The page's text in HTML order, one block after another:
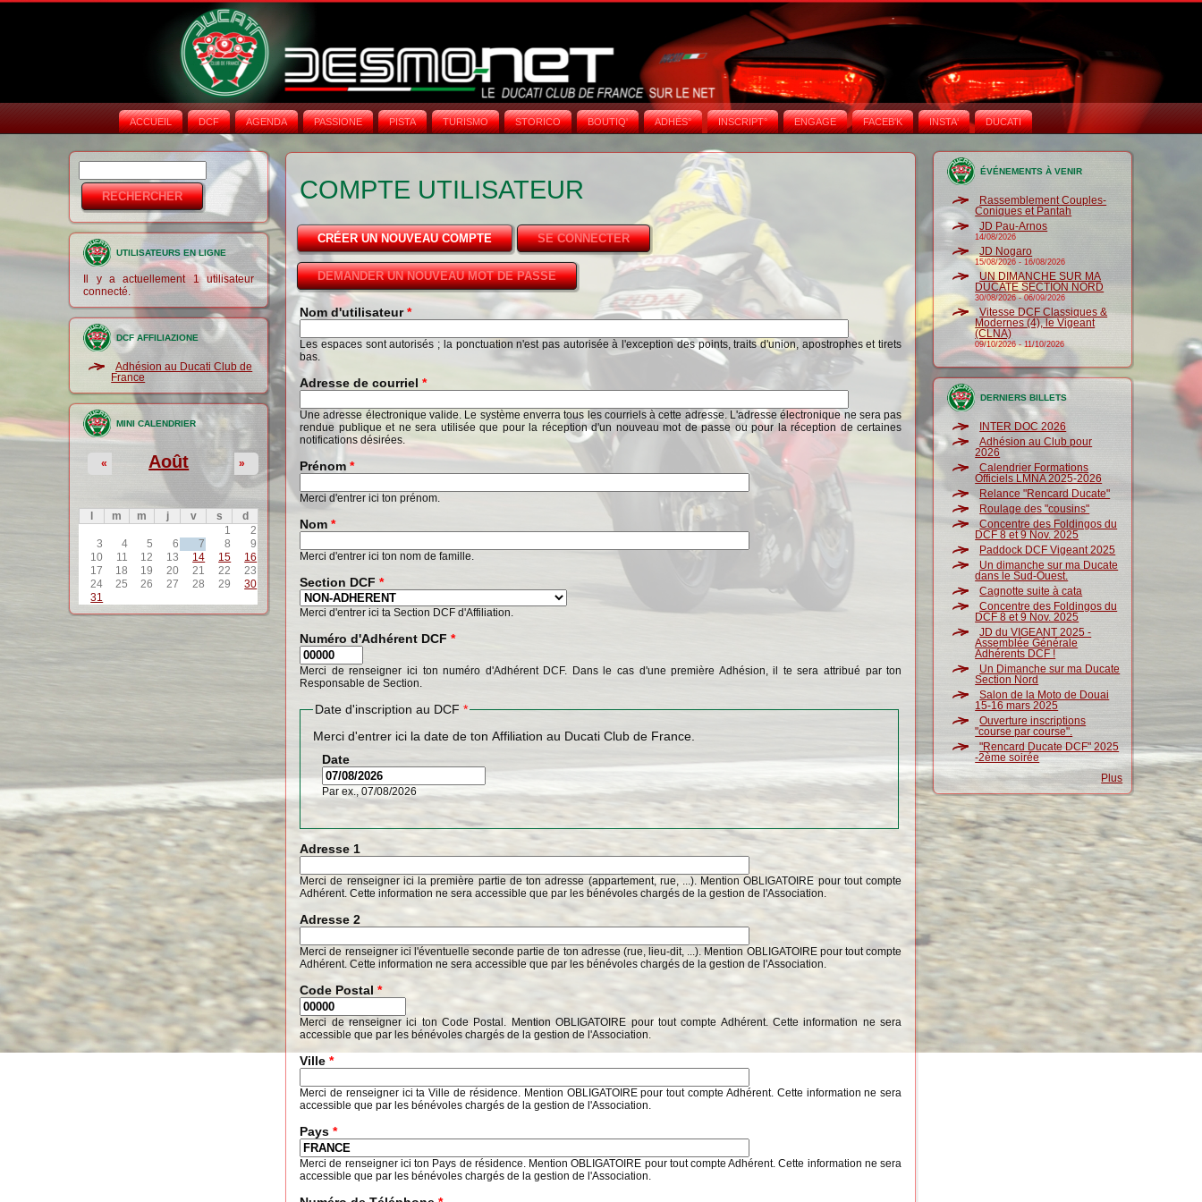
ACCUEIL DCF AGENDA PASSIONE PISTA TURISMO STORICO BOUTIQ' ADHÉS° INSCRIPT° ENGAGE FACEB'K INSTA‘ DUCATI
Formulaire de
recherche
UTILISATEURS EN LIGNE
Il y a actuellement 1 utilisateur
connecté.
DCF AFFILIAZIONE
Adhésion au Ducati Club de
France
MINI CALENDRIER
Août
« »
m m j v s
d
1
2
3
4 5 6 7 8
9
10
11 12 13 14 15
16
17
18 19 20 21 22
23
24
25 26 27 28 29
30
31
COMPTE UTILISATEUR
CRÉER UN NOUVEAU COMPTE(ONGLET ACTIF)SE CONNECTER
DEMANDER UN NOUVEAU MOT DE PASSE
Nom d'utilisateur*
Les espaces sont autorisés ; la ponctuation n'est pas autorisée à l'exception des points, traits d'union, apostrophes et tirets
bas.
Adresse de courriel*
Une adresse électronique valide. Le système enverra tous les courriels à cette adresse. L'adresse électronique ne sera pas
rendue publique et ne sera utilisée que pour la réception d'un nouveau mot de passe ou pour la réception de certaines
notifications désirées.
Prénom*
Merci d'entrer ici ton prénom.
Nom*
Merci d'entrer ici ton nom de famille.
Section DCF*
Merci d'entrer ici ta Section DCF d'Affiliation.
Numéro d'Adhérent DCF*
Merci de renseigner ici ton numéro d'Adhérent DCF. Dans le cas d'une première Adhésion, il te sera attribué par ton
Responsable de Section.
Date d'inscription au DCF*
Merci d'entrer ici la date de ton Affiliation au Ducati Club de France.
Date
Par ex., 07/08/2026
Adresse 1
Merci de renseigner ici la première partie de ton adresse (appartement, rue, ...). Mention OBLIGATOIRE pour tout compte
Adhérent. Cette information ne sera accessible que par les bénévoles chargés de la gestion de l'Association.
Adresse 2
Merci de renseigner ici l'éventuelle seconde partie de ton adresse (rue, lieu-dit, ...). Mention OBLIGATOIRE pour tout compte
Adhérent. Cette information ne sera accessible que par les bénévoles chargés de la gestion de l'Association.
Code Postal*
Merci de renseigner ici ton Code Postal. Mention OBLIGATOIRE pour tout compte Adhérent. Cette information ne sera
accessible que par les bénévoles chargés de la gestion de l'Association.
Ville*
Merci de renseigner ici ta Ville de résidence. Mention OBLIGATOIRE pour tout compte Adhérent. Cette information ne sera
accessible que par les bénévoles chargés de la gestion de l'Association.
Pays*
Merci de renseigner ici ton Pays de résidence. Mention OBLIGATOIRE pour tout compte Adhérent. Cette information ne sera
accessible que par les bénévoles chargés de la gestion de l'Association.
ÉVÉNEMENTS À VENIR
Rassemblement Couples-
Coniques et Pantah
JD Pau-Arnos
14/08/2026
JD Nogaro
15/08/2026 -16/08/2026
UN DIMANCHE SUR MA
DUCATE SECTION NORD
30/08/2026-06/09/2026
Vitesse DCF Classiques &
Modernes (4), le Vigeant
(CLNA)
09/10/2026-11/10/2026
DERNIERS BILLETS
INTER DOC 2026
Adhésion au Club pour
2026
Calendrier Formations
Officiels LMNA 2025-2026
Relance "Rencard Ducate"
Roulage des "cousins"
Concentre des Foldingos du
DCF 8 et 9 Nov. 2025
Paddock DCF Vigeant 2025
Un dimanche sur ma Ducate
dans le Sud-Ouest.
Cagnotte suite à cata
Concentre des Foldingos du
DCF 8 et 9 Nov. 2025
JD du VIGEANT 2025 -
Assemblée Générale
Adhérents DCF !
Un Dimanche sur ma Ducate
Section Nord
Salon de la Moto de Douai
15-16 mars 2025
Ouverture inscriptions
"course par course".
"Rencard Ducate DCF" 2025
-2ème soirée
Plus